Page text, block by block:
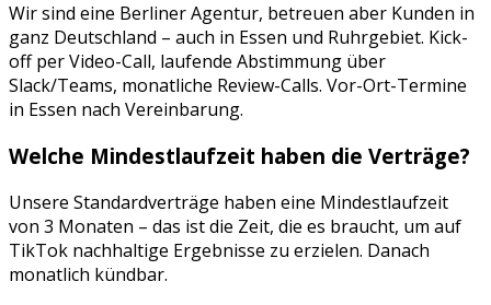
Wir sind eine Berliner Agentur, betreuen aber Kunden in
ganz Deutschland – auch in Essen und Ruhrgebiet. Kick-
off per Video-Call, laufende Abstimmung über
Slack/Teams, monatliche Review-Calls. Vor-Ort-Termine
in Essen nach Vereinbarung.
Welche Mindestlaufzeit haben die Verträge?
Unsere Standardverträge haben eine Mindestlaufzeit
von 3 Monaten – das ist die Zeit, die es braucht, um auf
TikTok nachhaltige Ergebnisse zu erzielen. Danach
monatlich kündbar.